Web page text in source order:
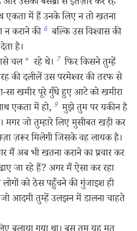
एकता में हैं उनके लिए न तो खतना
न कराने की 6 बल्कि उस विश्‍वास की
है।
चल * रहे थे। 7 फिर किसने तुम्हें
की दलीलें उस परमेश्‍वर की तरफ से
सा खमीर पूरे गुँधे हुए आटे को खमीरा
एकता में हो, 9 मुझे तुम पर यकीन है
जो तुम्हारे लिए मुसीबत खड़ी कर
ज़रूर मिलेगी जिसके वह लायक है।
मैं अब भी खतना कराने का प्रचार कर
जा रहे हैं? अगर मैं ऐसा कर रहा
को ठेस पहुँचने की गुंजाइश ही
जो आदमी तुम्हें उलझन में डालना चाहते